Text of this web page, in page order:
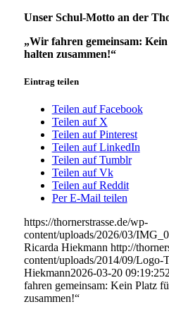
Unser Schul-Motto an der
„Wir fahren gemeinsam:
halten zusammen!“
Eintrag teilen
Teilen auf Facebook
Teilen auf X
Teilen auf Pinterest
Teilen auf LinkedIn
Teilen auf Tumblr
Teilen auf Vk
Teilen auf Reddit
Per E-Mail teilen
https://thornerstrasse.de/wp-
content/uploads/2026/03/
Ricarda Hiekmann http://
content/uploads/2014/09/Logo-
Hiekmann2026-03-20 09:19:25
fahren gemeinsam: Kein Platz
zusammen!“